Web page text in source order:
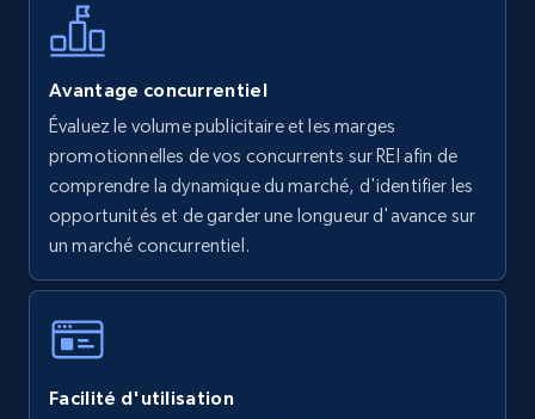
Walmart - products - Find new products by
using specific category URL
URL, Final price, Sku, Currency, Gtin,
Specifications, Image urls, Top reviews, and
more.
5.6K+ 875+ Commencer
specific keywords
Specifications, Image urls, Top reviews, and
Avantage concurrentiel
Évaluez le volume publicitaire et les marges
promotionnelles de vos concurrents sur REI afin de
comprendre la dynamique du marché, d'identifier les
opportunités et de garder une longueur d'avance sur
un marché concurrentiel.
Facilité d'utilisation